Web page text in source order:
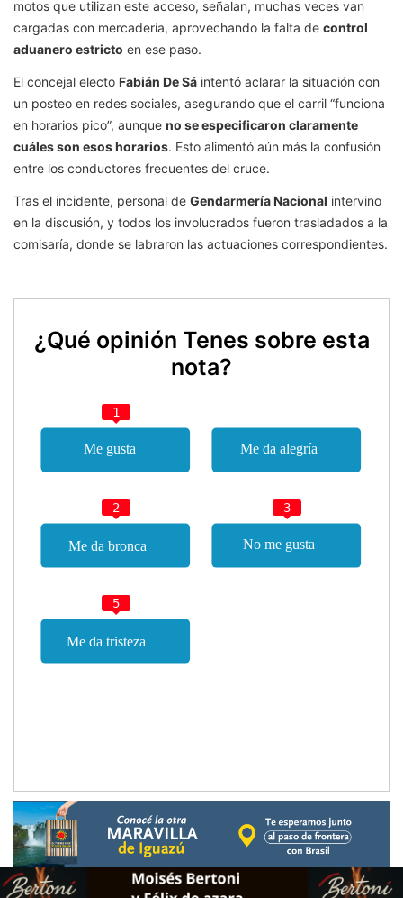
motos que utilizan este acceso, señalan, muchas veces van
cargadas con mercadería, aprovechando la falta de control
aduanero estricto en ese paso.
El concejal electo Fabián De Sá intentó aclarar la situación con
un posteo en redes sociales, asegurando que el carril “funciona
en horarios pico”, aunque no se especificaron claramente
cuáles son esos horarios. Esto alimentó aún más la confusión
entre los conductores frecuentes del cruce.
Tras el incidente, personal de Gendarmería Nacional intervino
en la discusión, y todos los involucrados fueron trasladados a la
comisaría, donde se labraron las actuaciones correspondientes.
¿Qué opinión Tenes sobre esta
nota?
1
2 3
5